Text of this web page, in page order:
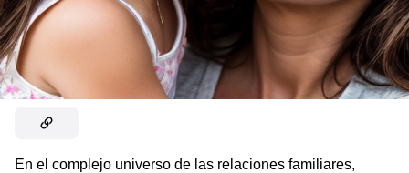
En el complejo universo de las relaciones familiares,